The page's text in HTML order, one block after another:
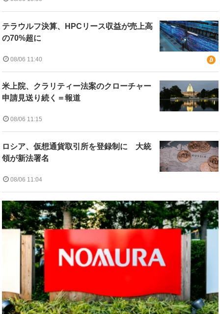
テラウルフ決算、HPCリース収益が売上高
の70%超に
08/06 11:40
米上院、クラリティー法案のクローチャー
申請見送り続く＝報道
08/06 11:15
ロシア、仮想通貨取引所を登録制に 大統
領が新法署名
08/06 11:04